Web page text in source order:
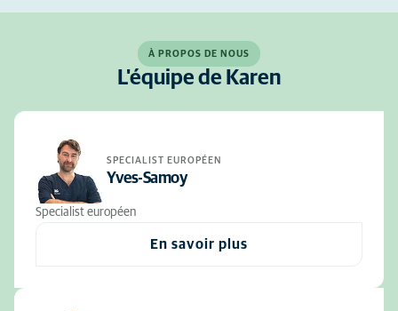
À PROPOS DE NOUS
L'équipe de Karen
SPECIALIST EUROPÉEN
Yves-Samoy
Specialist européen
En savoir plus